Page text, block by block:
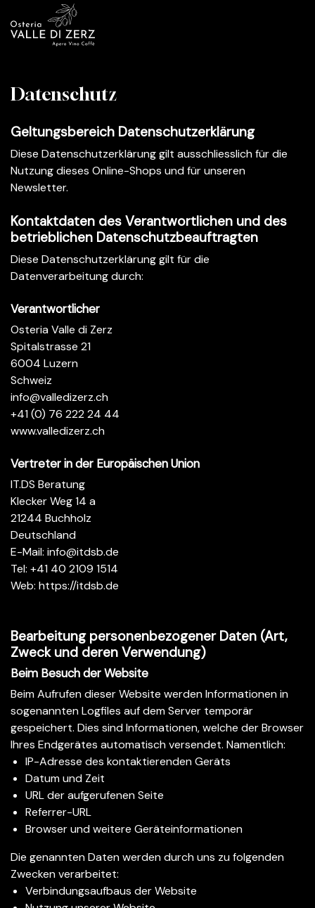
Datenschutz
Geltungsbereich Datenschutzerklärung
Diese Datenschutzerklärung gilt ausschliesslich für die
Nutzung dieses Online-Shops und für unseren
Newsletter.
Kontaktdaten des Verantwortlichen und des
betrieblichen Datenschutzbeauftragten
Diese Datenschutzerklärung gilt für die
Datenverarbeitung durch:
Verantwortlicher
Osteria Valle di Zerz
Spitalstrasse 21
6004 Luzern
Schweiz
info@valledizerz.ch
+41 (0) 76 222 24 44
www.valledizerz.ch
Vertreter in der Europäischen Union
IT.DS Beratung
Klecker Weg 14 a
21244 Buchholz
Deutschland
E-Mail: info@itdsb.de
Tel: +41 40 2109 1514
Web: https://itdsb.de
Bearbeitung personenbezogener Daten (Art,
Zweck und deren Verwendung)
Beim Besuch der Website
Beim Aufrufen dieser Website werden Informationen in
sogenannten Logfiles auf dem Server temporär
gespeichert. Dies sind Informationen, welche der Browser
Ihres Endgerätes automatisch versendet. Namentlich:
IP-Adresse des kontaktierenden Geräts
Datum und Zeit
URL der aufgerufenen Seite
Referrer-URL
Browser und weitere Geräteinformationen
Die genannten Daten werden durch uns zu folgenden
Zwecken verarbeitet:
Verbindungsaufbaus der Website